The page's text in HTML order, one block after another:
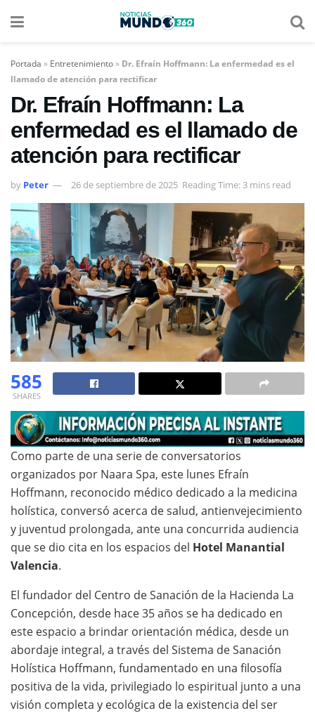
Portada » Entretenimiento» Dr. Efraín Hoffmann: La enfermedad es el
llamado de atención para rectificar
Dr. Efraín Hoffmann: La
enfermedad es el llamado de
atención para rectificar
by Peter 26 de septiembre de 2025 Reading Time: 3 mins read
585
SHARES
Como parte de una serie de conversatorios
organizados por Naara Spa, este lunes Efraín
Hoffmann, reconocido médico dedicado a la medicina
holística, conversó acerca de salud, antienvejecimiento
y juventud prolongada, ante una concurrida audiencia
que se dio cita en los espacios del Hotel Manantial
Valencia.
El fundador del Centro de Sanación de la Hacienda La
Concepción, desde hace 35 años se ha dedicado en
este espacio a brindar orientación médica, desde un
abordaje integral, a través del Sistema de Sanación
Holística Hoffmann, fundamentado en una filosofía
positiva de la vida, privilegiado lo espiritual junto a una
visión completa y ecológica de la existencia del ser